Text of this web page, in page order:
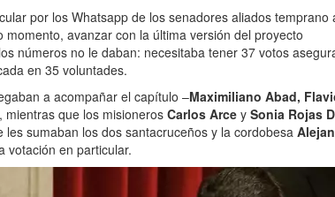
por los Whatsapp de los senadores aliados temprano
avanzar con la última versión del proyecto
números no le daban: necesitaba tener 37 votos
en 35 voluntades.
a acompañar el capítulo –Maximiliano Abad,
mientras que los misionerosCarlos Arce y Sonia Rojas
sumaban los dos santacruceños y la cordobesa
votación en particular.